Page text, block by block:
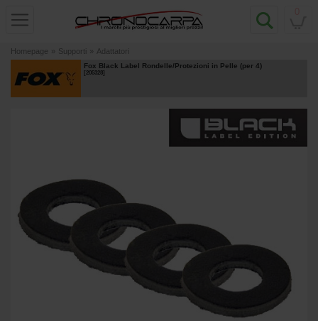
Homepage » Supporti » Adattatori
Fox Black Label Rondelle/Protezioni in Pelle (per 4)
[205328]